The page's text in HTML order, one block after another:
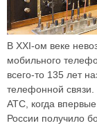
В ХХI-ом веке
мобильного
всего-то 135 лет
телефонной связи.
АТС, когда
России получило